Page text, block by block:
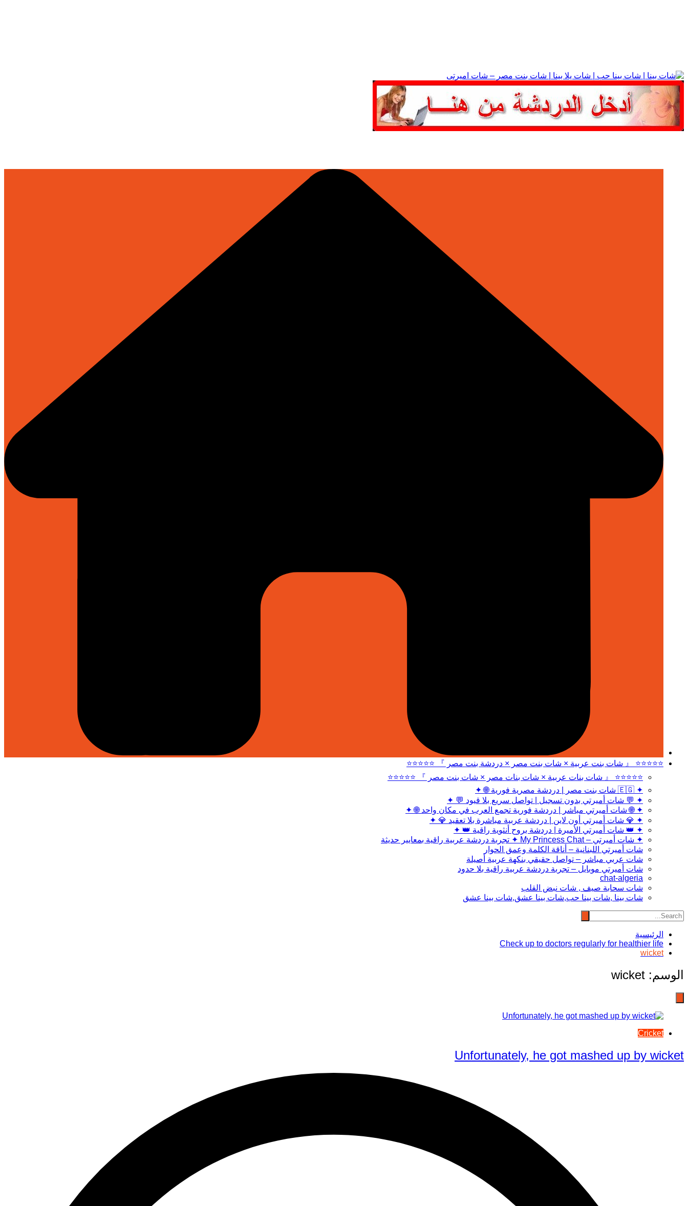
التجاوز
إلى
المحتوى
⭐⭐⭐⭐⭐ 『 شات بنت عربية × شات بنت مصر × دردشة بنت مصر 』 ⭐⭐⭐⭐⭐
⭐⭐⭐⭐⭐ 『 شات بنات عربية × شات بنات مصر × شات بنت مصر 』 ⭐⭐⭐⭐⭐
✦ 🇪🇬 شات بنت مصر | دردشة مصرية فورية 🌐 ✦
✦ 💬 شات أميرتي بدون تسجيل | تواصل سريع بلا قيود 💬 ✦
✦ 🌐 شات أميرتي مباشر | دردشة فورية تجمع العرب في مكان واحد 🌐 ✦
✦ 💎 شات أميرتي أون لاين | دردشة عربية مباشرة بلا تعقيد 💎 ✦
✦ 👑 شات أميرتي الأميرة | دردشة بروح أنثوية راقية 👑 ✦
✦ شات أميرتي – My Princess Chat ✦ تجربة دردشة عربية راقية بمعايير حديثة
شات أميرتي اللبنانية – أناقة الكلمة وعمق الحوار
شات عربي مباشر – تواصل حقيقي بنكهة عربية أصيلة
شات أميرتي موبايل – تجربة دردشة عربية راقية بلا حدود
chat-algeria
شات سحابة صيف , شات نبض القلب
شات بينا ,شات بينا حب,شات بينا عشق,شات بينا عشق
الرئيسية
Check up to doctors regularly for healthier life
wicket
الوسم: wicket
Cricket
Unfortunately, he got mashed up by wicket